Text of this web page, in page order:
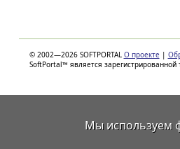
© 2002—2026 SOFTPORTAL О проекте |
SoftPortal™ является
Мы используем